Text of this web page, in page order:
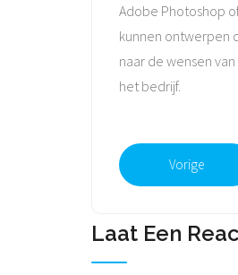
Adobe Photoshop
kunnen ontwerpen
naar de wensen
het bedrijf.
Vorige
Laat Een